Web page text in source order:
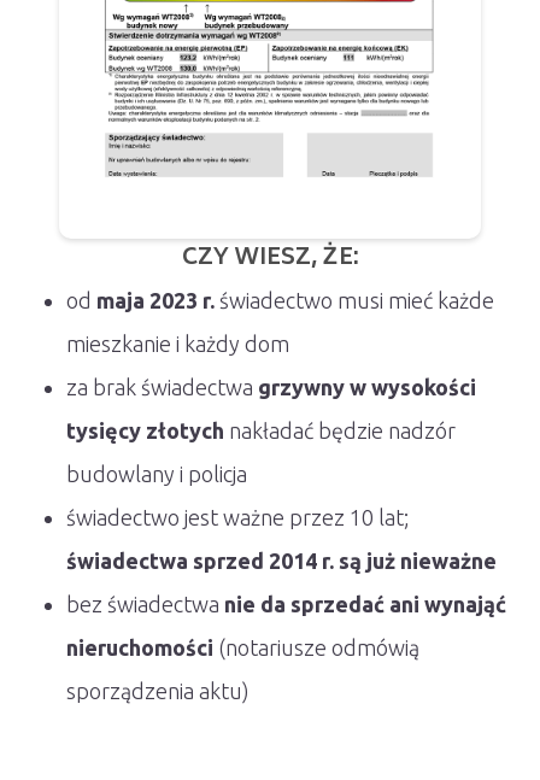
CZY WIESZ, ŻE:
od maja 2023 r. świadectwo musi mieć każde
mieszkanie i każdy dom
za brak świadectwa grzywny w wysokości
tysięcy złotych nakładać będzie nadzór
budowlany i policja
świadectwo jest ważne przez 10 lat;
świadectwa sprzed 2014 r. są już nieważne
bez świadectwa nie da sprzedać ani wynająć
nieruchomości (notariusze odmówią
sporządzenia aktu)